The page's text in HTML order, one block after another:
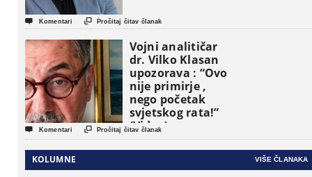
 Komentari  Pročitaj čitav članak
Vojni analitičar
dr. Vilko Klasan
upozorava : “Ovo
nije primirje ,
nego početak
svjetskog rata!”
(Video)
 Komentari  Pročitaj čitav članak
KOLUMNE VIŠE ČLANAKA